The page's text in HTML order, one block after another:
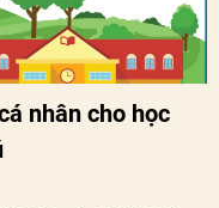
nhân cho học